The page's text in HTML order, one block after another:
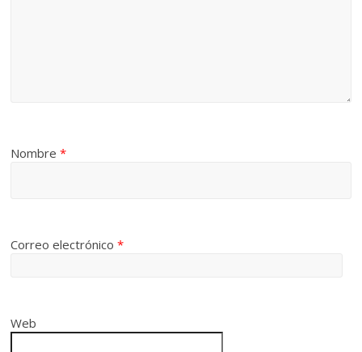
Nombre*
Correo electrónico*
Web